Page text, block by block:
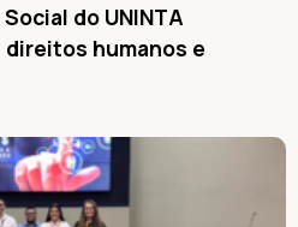
do UNINTA
humanos e